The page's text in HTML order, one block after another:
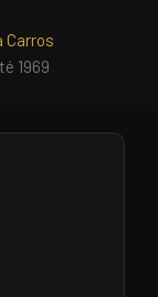
Carros
1969